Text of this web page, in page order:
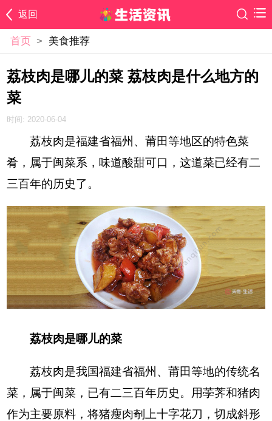
返回
首页 > 美食推荐
荔枝肉是哪儿的菜 荔枝肉是什么地方的
菜
时间: 2020-06-04
荔枝肉是福建省福州、莆田等地区的特色菜
肴，属于闽菜系，味道酸甜可口，这道菜已经有二
三百年的历史了。
荔枝肉是哪儿的菜
荔枝肉是我国福建省福州、莆田等地的传统名
菜，属于闽菜，已有二三百年历史。用荸荠和猪肉
作为主要原料，将猪瘦肉剞上十字花刀，切成斜形